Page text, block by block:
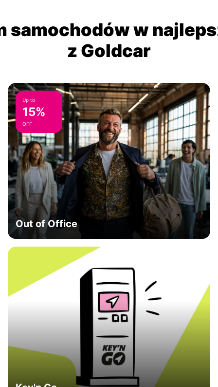
samochodów w
z Goldcar
Up to
15%
OFF
Out of Office